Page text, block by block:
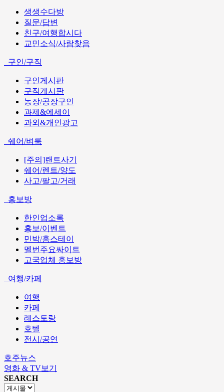
생생수다방
질문/답변
친구/여행합시다
교민소식/사람찾음
구인/구직
구인게시판
구직게시판
농장/공장구인
과제&에세이
과외&개인광고
쉐어/벼룩
[주의]랜트사기
쉐어/렌트/양도
사고/팔고/거래
홍보방
한인업소록
홍보/이벤트
민박/홈스테이
멜번주요싸이트
고국업체 홍보방
여행/카페
여행
카페
레스토랑
호텔
전시/공연
호주뉴스
영화 & TV보기
SEARCH